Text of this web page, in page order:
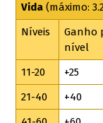
Vida(máximo:
Níveis
Ganho
nível
11-20
+25
21-40
+40